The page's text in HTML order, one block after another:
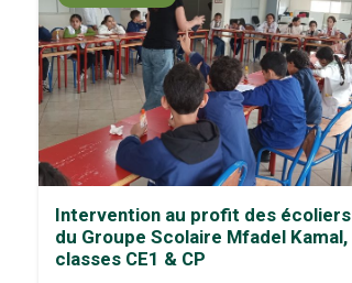
Intervention au profit des écoliers
du Groupe Scolaire Mfadel Kamal,
classes CE1 & CP